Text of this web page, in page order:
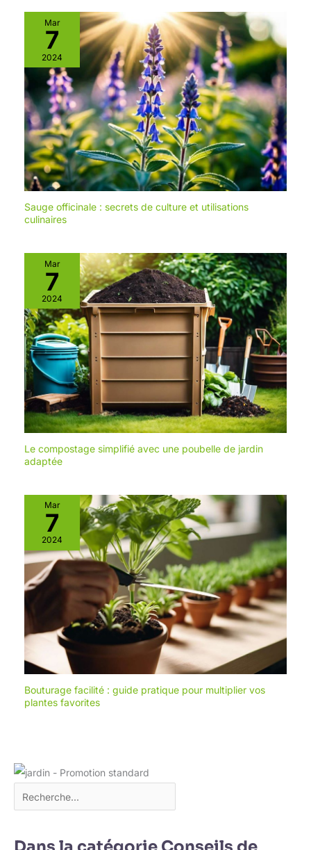
Mar
7
2024
Sauge officinale : secrets de culture et utilisations
culinaires
Mar
7
2024
Le compostage simplifié avec une poubelle de jardin
adaptée
Mar
7
2024
Bouturage facilité : guide pratique pour multiplier vos
plantes favorites